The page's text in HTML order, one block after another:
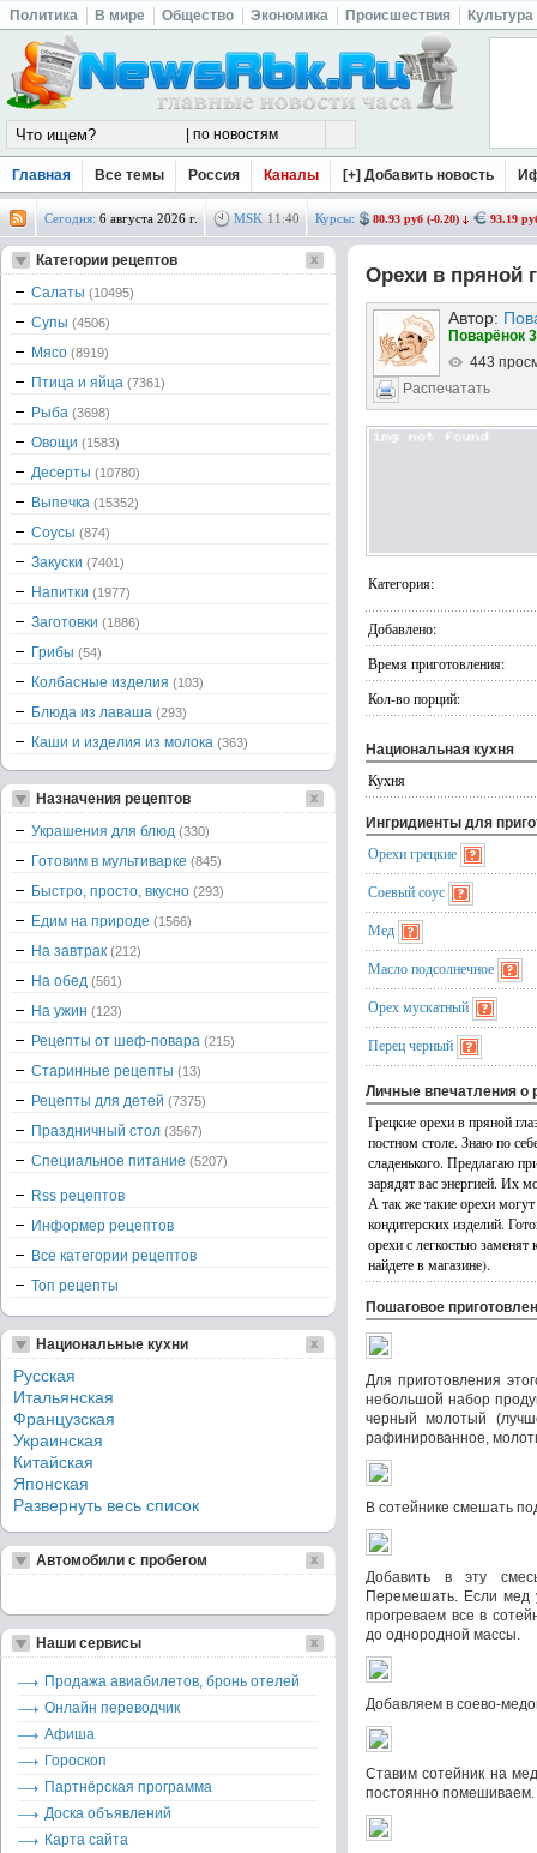
Политика В мире Общество Экономика Происшествия Культура
Главная Все темы Россия Каналы [+] Добавить новость
Сегодня: 6 августа 2026 г. MSK 11 :40 Курсы: 80.93 руб (-0.20) 93.19
Орехи в пряной
Автор:
Поварёнок
443
Распечатать
Категория:
Добавлено:
Время приготовления:
Кол-во порций:
Национальная кухня
Кухня
Ингридиенты для
Орехи грецкие
Соевый соус
Мед
Масло подсолнечное
Орех мускатный
Перец черный
Личные впечатления о
Грецкие орехи в пряной
постном столе. Знаю по
сладенького. Предлагаю
зарядят вас энергией. Их
А так же такие орехи
кондитерских изделий.
орехи с легкостью
найдете в магазине).
Пошаговое
Для приготовления
небольшой набор
черный молотый
рафинированное,
В сотейнике смешать
Добавить в эту
Перемешать. Если мед
прогреваем все в
до однородной массы.
Добавляем в соево-
Ставим сотейник на
постоянно
Категории рецептов
Салаты (10495)
Супы (4506)
Мясо (8919)
Птица и яйца (7361)
Рыба (3698)
Овощи (1583)
Десерты (10780)
Выпечка (15352)
Соусы (874)
Закуски (7401)
Напитки (1977)
Заготовки (1886)
Грибы (54)
Колбасные изделия (103)
Блюда из лаваша (293)
Каши и изделия из молока (363)
Назначения рецептов
Украшения для блюд (330)
Готовим в мультиварке (845)
Быстро, просто, вкусно (293)
Едим на природе (1566)
На завтрак (212)
На обед (561)
На ужин (123)
Рецепты от шеф-повара (215)
Старинные рецепты (13)
Рецепты для детей (7375)
Праздничный стол (3567)
Специальное питание (5207)
Rss рецептов
Информер рецептов
Все категории рецептов
Топ рецепты
Национальные кухни
Русская
Итальянская
Французская
Украинская
Китайская
Японская
Развернуть весь список
Автомобили с пробегом
Наши сервисы
Продажа авиабилетов, бронь отелей
Онлайн переводчик
Афиша
Гороскоп
Партнёрская программа
Доска объявлений
Карта сайта